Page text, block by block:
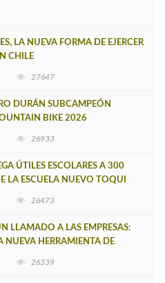
LA NUEVA FORMA DE EJERCER
CHILE
27647
DURÁN SUBCAMPEÓN
BIKE 2026
26933
ÚTILES ESCOLARES A 300
LA ESCUELA NUEVO TOQUI
26473
LLAMADO A LAS EMPRESAS:
NUEVA HERRAMIENTA DE
26339